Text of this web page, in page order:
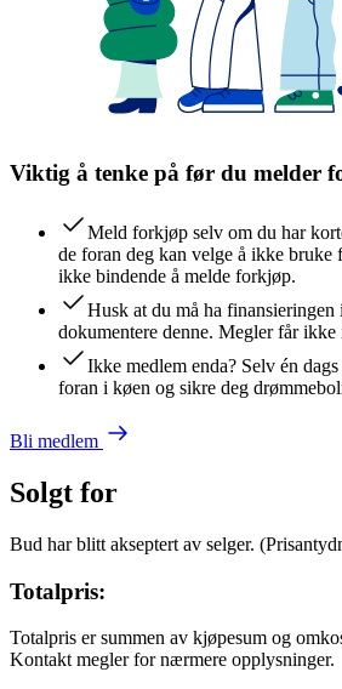
Viktig å tenke på før du melder
Meld forkjøp selv om du har
de foran deg kan velge å ikke bruke
ikke bindende å melde forkjøp.
Husk at du må ha finansieringen
dokumentere denne. Megler får ikke
Ikke medlem enda? Selv én
foran i køen og sikre deg
Bli medlem
Solgt for
Bud har blitt akseptert av selger.
Totalpris:
Totalpris er summen av kjøpesum og
Kontakt megler for nærmere opplysninger.